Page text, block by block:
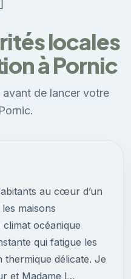
locales
à Pornic
de lancer votre
au cœur d’un
maisons
climat océanique
qui fatigue les
thermique délicate. Je
et Madame L.,